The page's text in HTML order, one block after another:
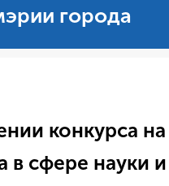
города
конкурса
в сфере науки